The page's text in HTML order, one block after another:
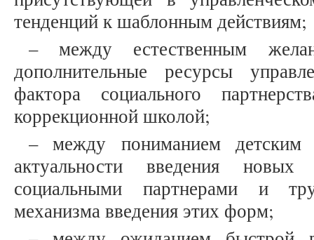
тенденций к шаблонным действиям;
– между естественным
дополнительные ресурсы
фактора социального
коррекционной школой;
– между пониманием детским
актуальности введения
социальными партнерами и
механизма введения этих форм;